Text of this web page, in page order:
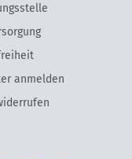
anmelden